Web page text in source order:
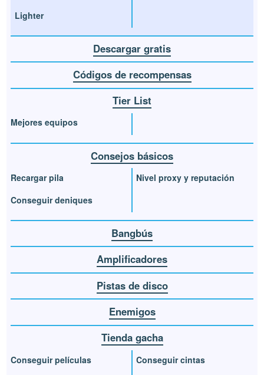
Lighter
Descargar gratis
Códigos de recompensas
Tier List
Mejores equipos
Consejos básicos
Recargar pila
Conseguir deniques
Nivel proxy y reputación
Bangbús
Amplificadores
Pistas de disco
Enemigos
Tienda gacha
Conseguir películas
Conseguir cintas